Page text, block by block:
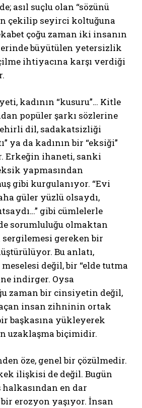
asıl suçlu olan “sözünü
çekilip seyirci koltuğuna
çoğu zaman iki insanın
büyütülen yetersizlik
ihtiyacına karşı verdiği
kadının “kusuru”… Kitle
popüler şarkı sözlerine
dil, sadakatsizliği
ya da kadının bir “eksiği”
Erkeğin ihaneti, sanki
yapmasından
gibi kurgulanıyor. “Evi
güler yüzlü olsaydı,
gibi cümlelerle
sorumluluğu olmaktan
sergilemesi gereken bir
Bu anlatı,
değil, bir “elde tutma
indirger. Oysa
zaman bir cinsiyetin değil,
insan zihninin ortak
başkasına yükleyerek
uzaklaşma biçimidir.
öze, genel bir çözülmedir.
ilişkisi de değil. Bugün
en dar
erozyon yaşıyor. İnsan